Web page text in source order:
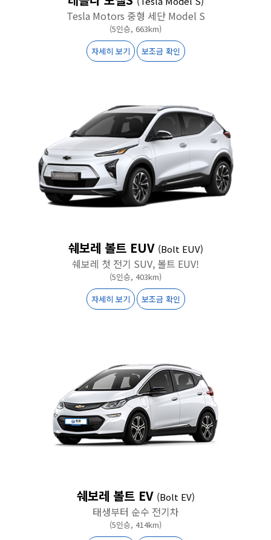
Tesla Motors 중형 세단 Model S
(5인승, 663km)
자세히 보기
보조금 확인
쉐보레 볼트 EUV (Bolt EUV)
쉐보레 첫 전기 SUV, 볼트 EUV!
(5인승, 403km)
자세히 보기
보조금 확인
쉐보레 볼트 EV (Bolt EV)
태생부터 순수 전기차
(5인승, 414km)